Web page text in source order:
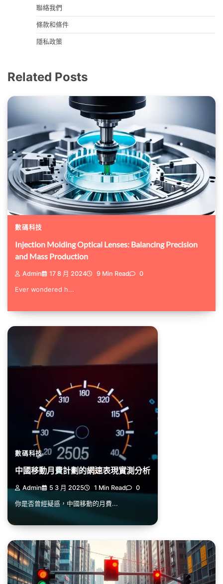
聯絡我們
條款和條件
隱私政策
Related Posts
數碼科技
Injection Molding Optical Lenses: Balancing Precision
and Mass Production
Admin 17 8 月 2024 9 Min Read 0
Ever wondered h...
數碼科技
中國移動月費計劃的網速表現實測分析
Admin 5 3 月 2025 1 Min Read 0
你是否曾經疑惑，中國移動的月費...